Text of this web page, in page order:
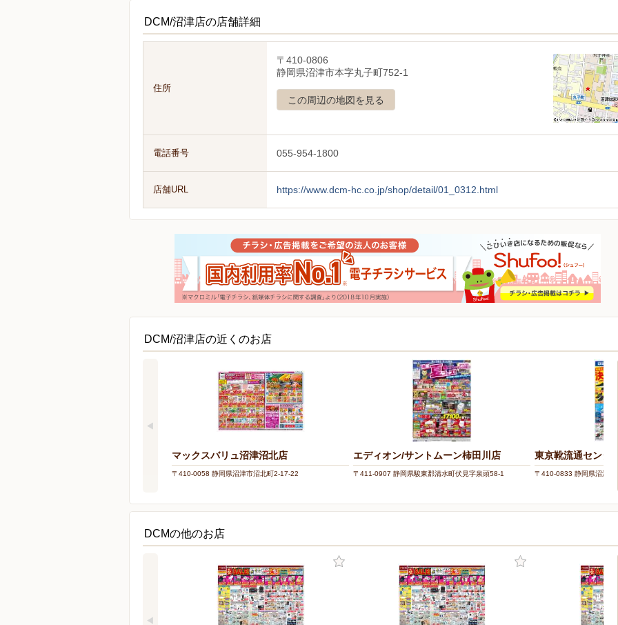
DCM/沼津店の店舗詳細
住所
〒410-0806
静岡県沼津市本字丸子町752-1
この周辺の地図を見る
電話番号 055-954-1800
店舗URL https://www.dcm-hc.co.jp/shop/detail/01_0312.html
DCM/沼津店の近くのお店
マックスバリュ沼津沼北店
〒410-0058 静岡県沼津市沼北町2-17-22
エディオン/サントムーン柿田川店
〒411-0907 静岡県駿東郡清水町伏見字泉頭58-1
東京靴流通センタ
〒410-0833 静岡県沼津市
DCMの他のお店